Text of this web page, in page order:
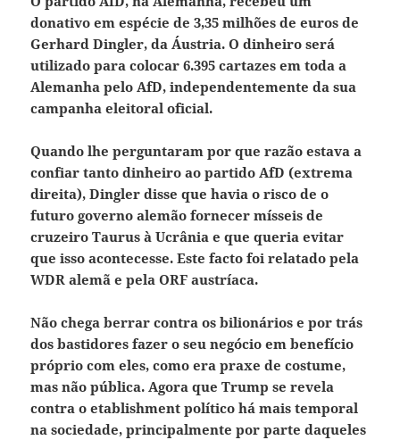
donativo em espécie de 3,35 milhões de euros de
Gerhard Dingler, da Áustria. O dinheiro será
utilizado para colocar 6.395 cartazes em toda a
Alemanha pelo AfD, independentemente da sua
campanha eleitoral oficial.
Quando lhe perguntaram por que razão estava a
confiar tanto dinheiro ao partido AfD (extrema
direita), Dingler disse que havia o risco de o
futuro governo alemão fornecer mísseis de
cruzeiro Taurus à Ucrânia e que queria evitar
que isso acontecesse. Este facto foi relatado pela
WDR alemã e pela ORF austríaca.
Não chega berrar contra os bilionários e por trás
dos bastidores fazer o seu negócio em benefício
próprio com eles, como era praxe de costume,
mas não pública. Agora que Trump se revela
contra o etablishment político há mais temporal
na sociedade, principalmente por parte daqueles